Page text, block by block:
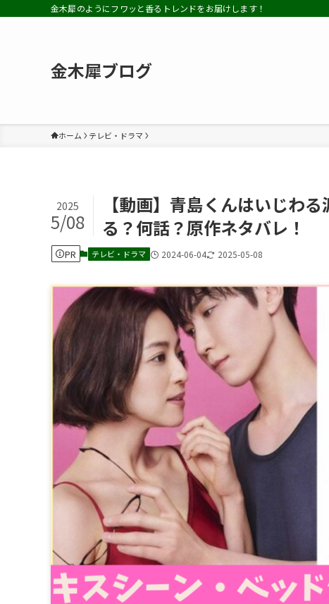
金木犀のようにフワッと香るトレンドをお届けします！
金木犀ブログ
ホーム テレビ・ドラマ
【動画】青島くんはいじわ
る？何話？原作ネタバレ！
2025
5/08
PR テレビ・ドラマ 2024-06-04 2025-05-08